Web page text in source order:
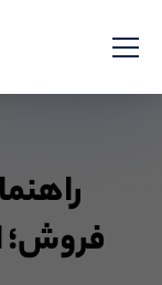
فروش؛